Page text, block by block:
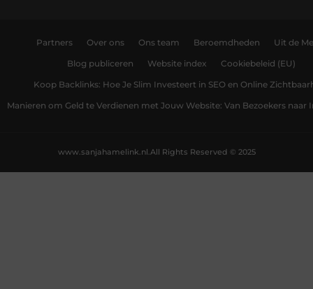
Partners Over ons Ons team Beroemdheden Uit de
Blog publiceren Website index Cookiebeleid (EU)
Koop Backlinks: Hoe Je Slim Investeert in SEO en Online
Manieren om Geld te Verdienen met Jouw Website: Van Bezoekers naar
All Rights Reserved © 2025
www.sanjahamelink.nl.